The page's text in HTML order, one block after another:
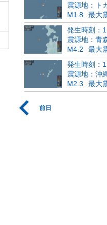
震源地：ト
M1.8
最大
発生時刻：
震源地：青
M4.2
最大
発生時刻：
震源地：沖
M2.3
最大
前日